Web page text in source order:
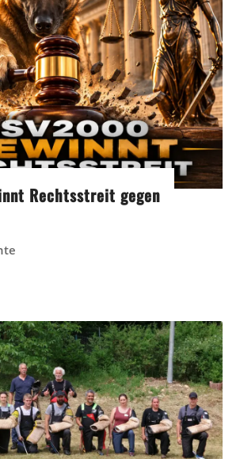
Rechtsstreit gegen